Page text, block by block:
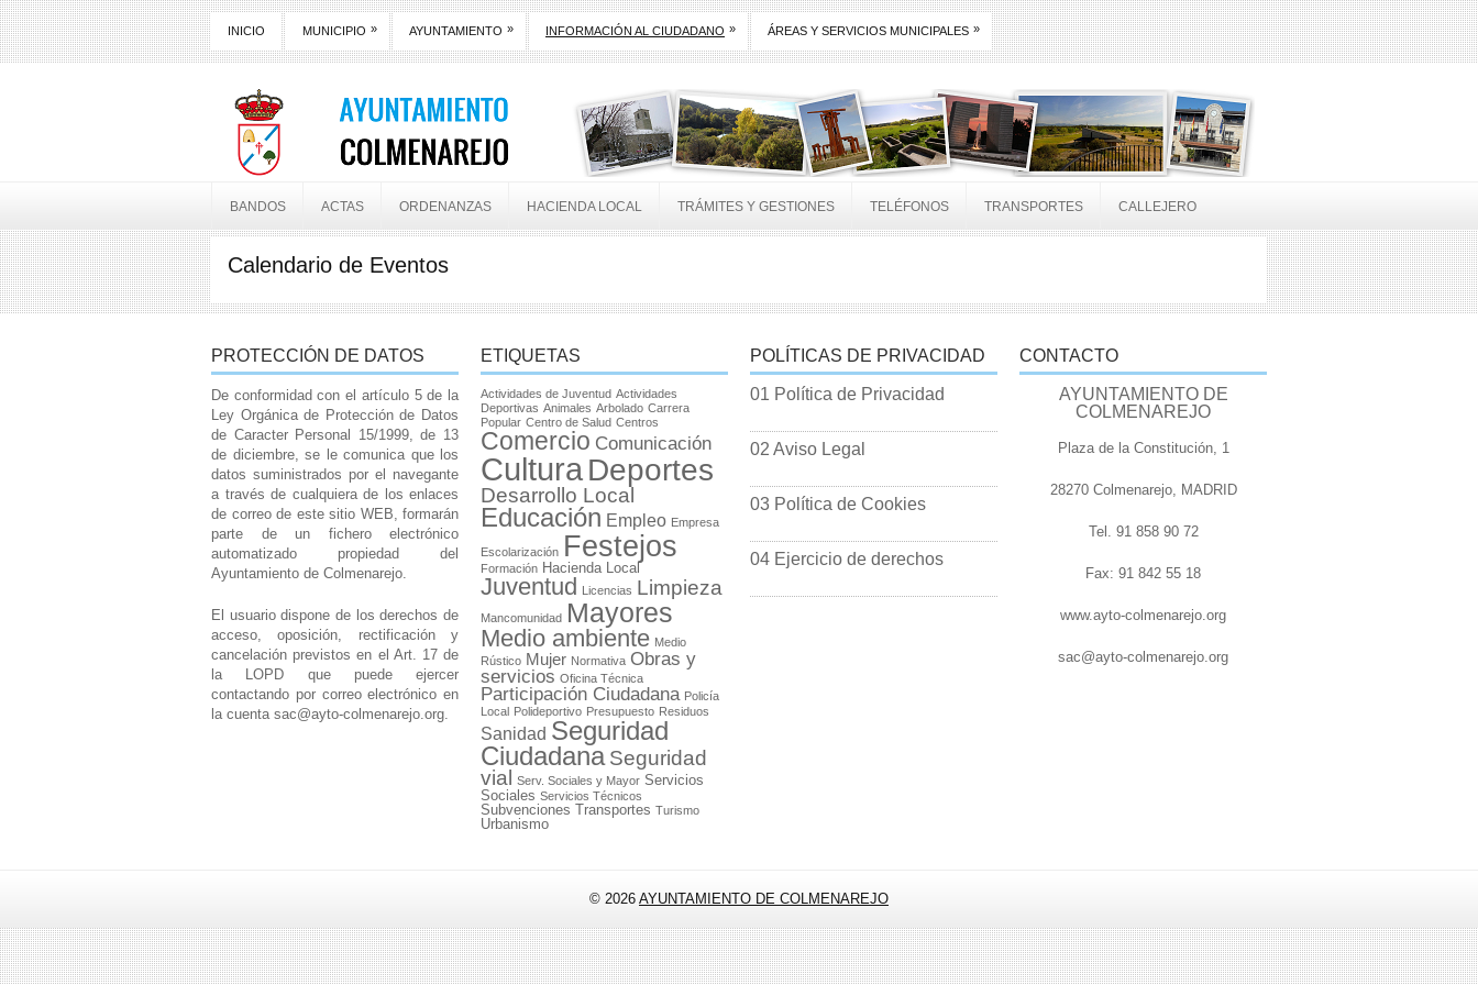
INICIO MUNICIPIO » AYUNTAMIENTO » INFORMACIÓN AL CIUDADANO » ÁREAS Y SERVICIOS MUNICIPALES »
BANDOS ACTAS ORDENANZAS HACIENDA LOCAL TRÁMITES Y GESTIONES TELÉFONOS TRANSPORTES CALLEJERO
Calendario de Eventos
PROTECCIÓN DE DATOS
De conformidad con el artículo 5 de la
Ley Orgánica de Protección de Datos
de Caracter Personal 15/1999, de 13
de diciembre, se le comunica que los
datos suministrados por el navegante
a través de cualquiera de los enlaces
de correo de este sitio WEB, formarán
parte de un fichero electrónico
automatizado propiedad del
Ayuntamiento de Colmenarejo.
El usuario dispone de los derechos de
acceso, oposición, rectificación y
cancelación previstos en el Art. 17 de
la LOPD que puede ejercer
contactando por correo electrónico en
la cuenta sac@ayto-colmenarejo.org.
ETIQUETAS
Actividades de Juventud Actividades
Deportivas Animales Arbolado Carrera
Popular Centro de Salud Centros
Comercio Comunicación
CulturaDeportes
Desarrollo Local
Educación Empleo Empresa
Escolarización Festejos
Formación Hacienda Local
Juventud Licencias Limpieza
Mancomunidad Mayores
Medio ambiente Medio
Rústico Mujer Normativa Obras y
servicios Oficina Técnica
Participación Ciudadana Policía
Local Polideportivo Presupuesto Residuos
Sanidad Seguridad
Ciudadana Seguridad
vial
Serv. Sociales y Mayor Servicios
Sociales Servicios Técnicos
Subvenciones Transportes Turismo
Urbanismo
POLÍTICAS DE PRIVACIDAD
01 Política de Privacidad
02 Aviso Legal
03 Política de Cookies
04 Ejercicio de derechos
CONTACTO
AYUNTAMIENTO DE
COLMENAREJO
Plaza de la Constitución, 1
28270 Colmenarejo, MADRID
Tel. 91 858 90 72
Fax: 91 842 55 18
www.ayto-colmenarejo.org
sac@ayto-colmenarejo.org
© 2026 AYUNTAMIENTO DE COLMENAREJO